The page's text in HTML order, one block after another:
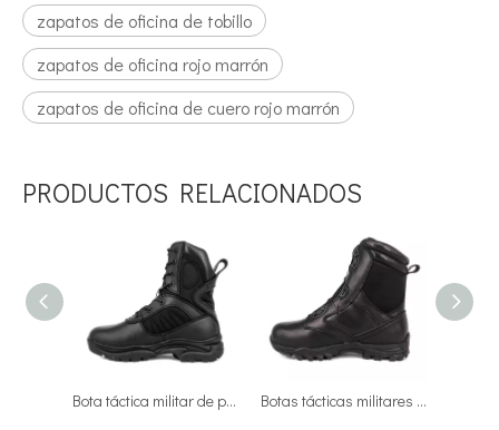
zapatos de oficina de tobillo
zapatos de oficina rojo marrón
zapatos de oficina de cuero rojo marrón
PRODUCTOS RELACIONADOS
Bota táctica militar de policía ligera vintage china 4271 Botas tácticas militares con sistema BOA de uniforme negro para hombre 4288